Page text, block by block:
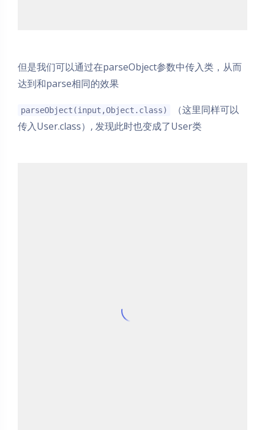
但是我们可以通过在parseObject参数中传入类，从而
达到和parse相同的效果
parseObject(input,Object.class)
（这里同样可以
传入User.class）, 发现此时也变成了User类